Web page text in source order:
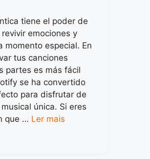
tiene el poder de
emociones y
momento especial. En
tus canciones
partes es más fácil
se ha convertido
para disfrutar de
única. Si eres
que … Ler mais